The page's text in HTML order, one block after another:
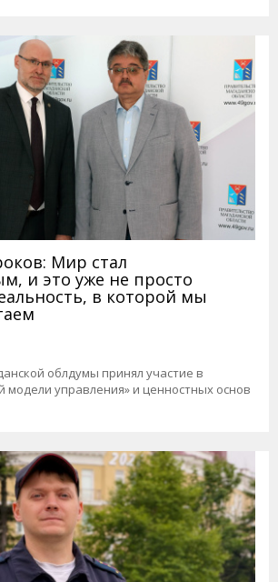
Мир стал
и это уже не просто
в которой мы
облдумы принял участие в
модели управления» и ценностных основ